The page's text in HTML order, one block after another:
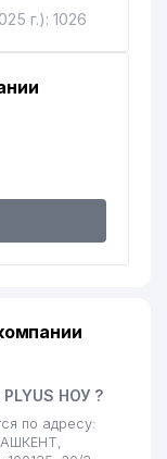
939 м
953 м
г.): 1026
НОУ ?
по адресу: